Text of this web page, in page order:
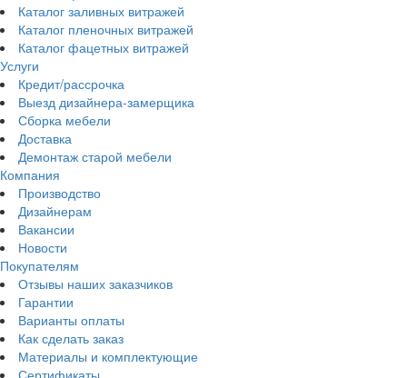
Каталог заливных витражей
Каталог пленочных витражей
Каталог фацетных витражей
Услуги
Кредит/рассрочка
Выезд дизайнера-замерщика
Сборка мебели
Доставка
Демонтаж старой мебели
Компания
Производство
Дизайнерам
Вакансии
Новости
Покупателям
Отзывы наших заказчиков
Гарантии
Варианты оплаты
Как сделать заказ
Материалы и комплектующие